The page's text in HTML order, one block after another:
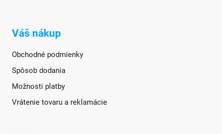
Váš nákup
Obchodné podmienky
Spôsob dodania
Možnosti platby
Vrátenie tovaru a reklamácie